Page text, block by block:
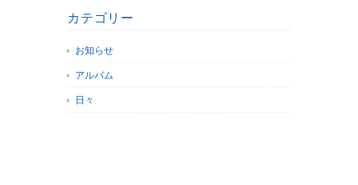
カテゴリー
お知らせ
アルバム
日々